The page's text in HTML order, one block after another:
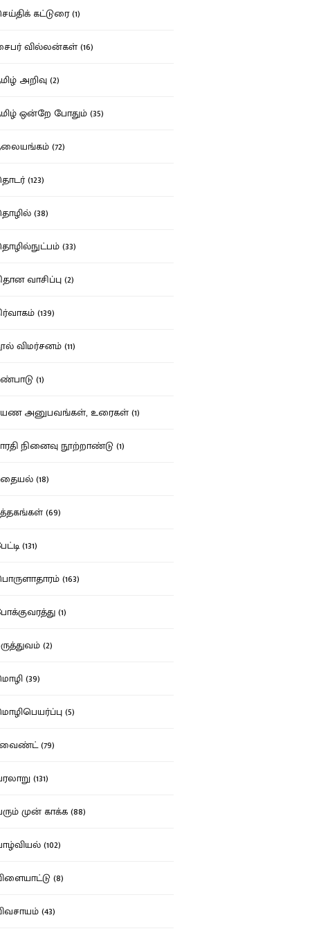
கட்டுரை (1)
வில்லன்கள் (16)
அறிவு (2)
ஒன்றே போதும் (35)
(72)
(123)
(38)
(33)
வாசிப்பு (2)
(139)
விமர்சனம் (11)
(1)
அனுபவங்கள், உரைகள் (1)
நினைவு நூற்றாண்டு (1)
(18)
(69)
(131)
(163)
(1)
(2)
(39)
(5)
(79)
(131)
முன் காக்க (88)
(102)
(8)
(43)